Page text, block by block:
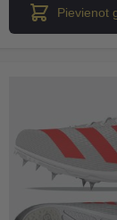
Pievienot